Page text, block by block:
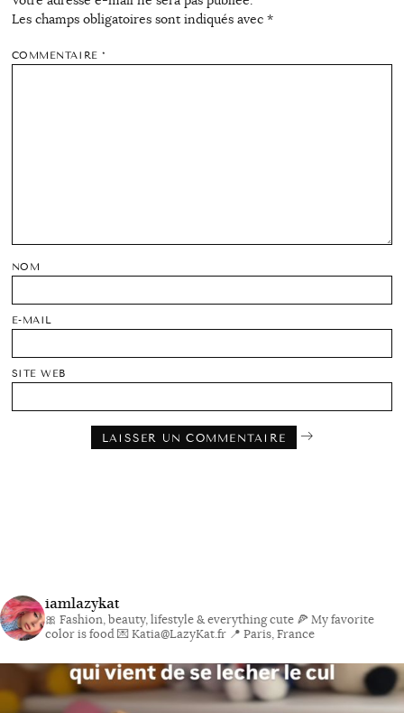
Les champs obligatoires sont indiqués avec *
COMMENTAIRE*
NOM
E-MAIL
SITE WEB
iamlazykat
🎀 Fashion, beauty, lifestyle & everything cute 🍕 My favorite
color is food💌 Katia@LazyKat.fr 📍 Paris, France